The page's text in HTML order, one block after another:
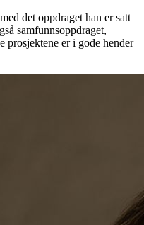
det oppdraget han er satt
samfunnsoppdraget,
prosjektene er i gode hender